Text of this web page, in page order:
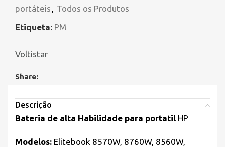
portáteis
Todos os Produtos
Etiqueta: PM
Voltistar
Share:
Descrição
Bateria de alta Habilidade para portatil HP
Modelos: Elitebook 8570W, 8760W, 8560W,